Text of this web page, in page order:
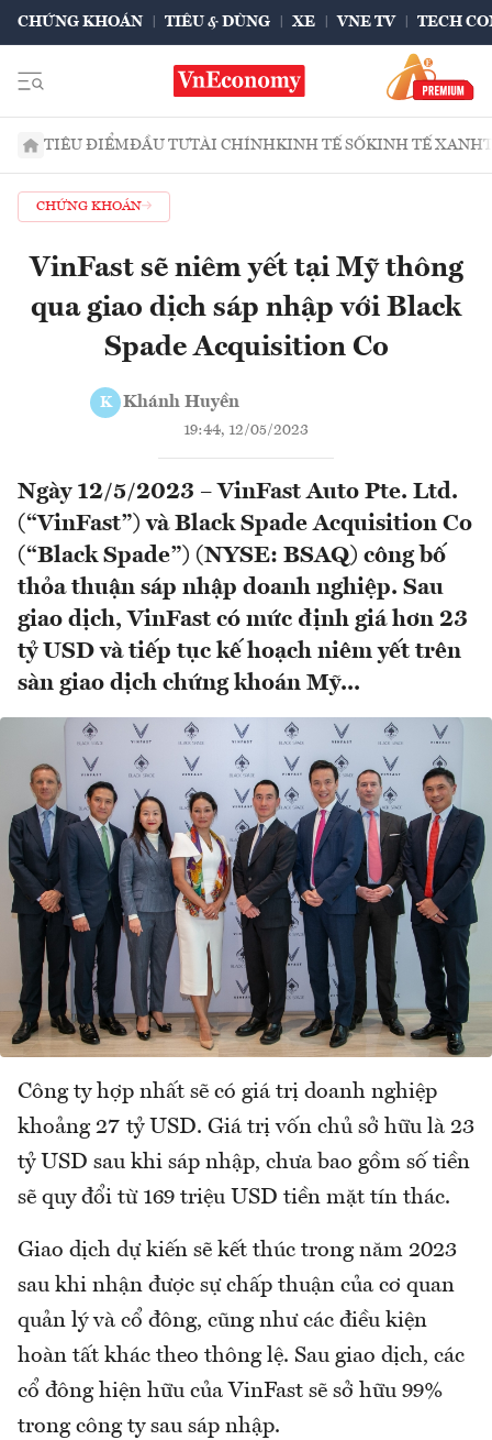
CHỨNG KHOÁN TIÊU & DÙNG XE VNE TV TECH
TIÊU ĐIỂMĐẦU TƯTÀI CHÍNHKINH TẾ SỐKINH TẾ XANH
CHỨNG KHOÁN
VinFast sẽ niêm yết tại Mỹ thông
qua giao dịch sáp nhập với Black
Spade Acquisition Co
K Khánh Huyền
19:44, 12/05/2023
Ngày 12/5/2023 – VinFast Auto Pte. Ltd.
(“VinFast”) và Black Spade Acquisition Co
(“Black Spade”) (NYSE: BSAQ) công bố
thỏa thuận sáp nhập doanh nghiệp. Sau
giao dịch, VinFast có mức định giá hơn 23
tỷ USD và tiếp tục kế hoạch niêm yết trên
sàn giao dịch chứng khoán Mỹ...
Công ty hợp nhất sẽ có giá trị doanh nghiệp
khoảng 27 tỷ USD. Giá trị vốn chủ sở hữu là 23
tỷ USD sau khi sáp nhập, chưa bao gồm số tiền
sẽ quy đổi từ 169 triệu USD tiền mặt tín thác.
Giao dịch dự kiến sẽ kết thúc trong năm 2023
sau khi nhận được sự chấp thuận của cơ quan
quản lý và cổ đông, cũng như các điều kiện
hoàn tất khác theo thông lệ. Sau giao dịch, các
cổ đông hiện hữu của VinFast sẽ sở hữu 99%
trong công ty sau sáp nhập.